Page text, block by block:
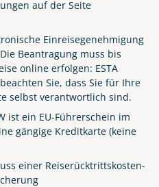
auf der Seite
Einreisegenehmigung
Beantragung muss bis
online erfolgen: ESTA
Sie, dass Sie für Ihre
selbst verantwortlich sind.
ist ein EU-Führerschein im
gängige Kreditkarte (keine
einer Reiserücktrittskosten-